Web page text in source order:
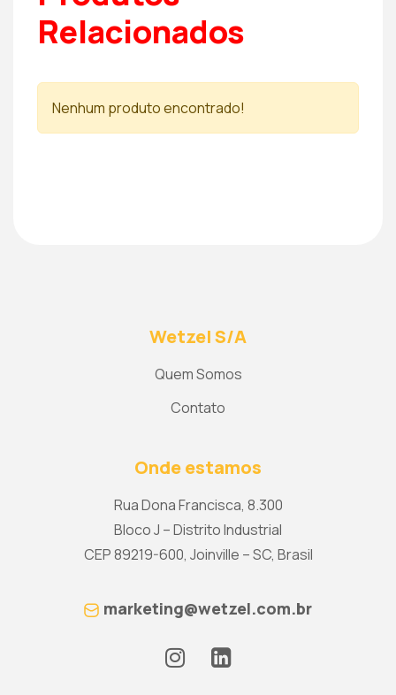
Relacionados
Nenhum produto encontrado!
Wetzel S/A
Quem Somos
Contato
Onde estamos
Rua Dona Francisca, 8.300
Bloco J – Distrito Industrial
CEP 89219-600, Joinville – SC, Brasil
marketing@wetzel.com.br